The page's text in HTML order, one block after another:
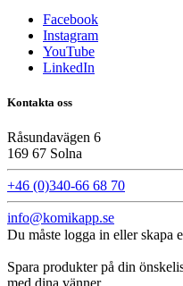
Facebook
Instagram
YouTube
LinkedIn
Kontakta oss
Råsundavägen 6
169 67 Solna
+46 (0)340-66 68 70
info@komikapp.se
Du måste logga in eller skapa
Spara produkter på din